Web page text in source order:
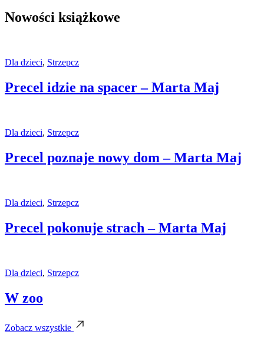
Nowości książkowe
Dla dzieci, Strzepcz
Precel idzie na spacer – Marta Maj
Dla dzieci, Strzepcz
Precel poznaje nowy dom – Marta Maj
Dla dzieci, Strzepcz
Precel pokonuje strach – Marta Maj
Dla dzieci, Strzepcz
W zoo
Zobacz wszystkie